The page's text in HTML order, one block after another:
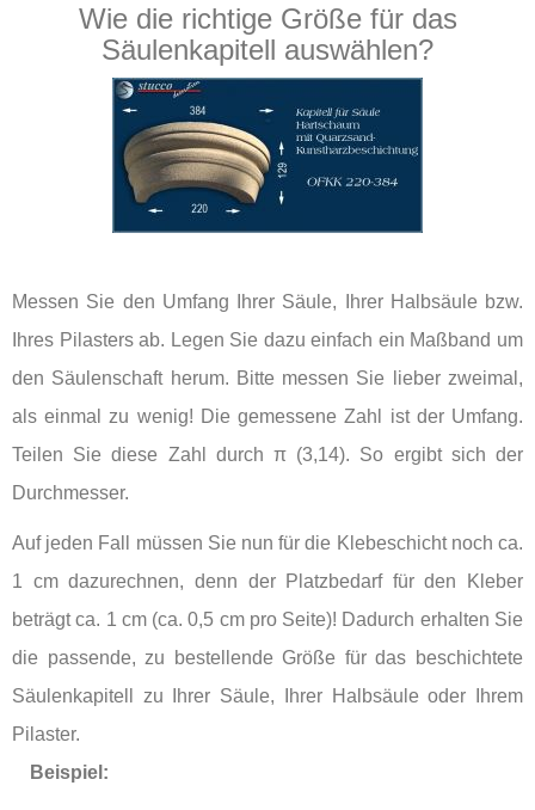
Wie die richtige Größe für das
Säulenkapitell auswählen?
Messen Sie den Umfang Ihrer Säule, Ihrer Halbsäule bzw.
Ihres Pilasters ab. Legen Sie dazu einfach ein Maßband um
den Säulenschaft herum. Bitte messen Sie lieber zweimal,
als einmal zu wenig! Die gemessene Zahl ist der Umfang.
Teilen Sie diese Zahl durch π (3,14). So ergibt sich der
Durchmesser.
Auf jeden Fall müssen Sie nun für die Klebeschicht noch ca.
1 cm dazurechnen, denn der Platzbedarf für den Kleber
beträgt ca. 1 cm (ca. 0,5 cm pro Seite)! Dadurch erhalten Sie
die passende, zu bestellende Größe für das beschichtete
Säulenkapitell zu Ihrer Säule, Ihrer Halbsäule oder Ihrem
Pilaster.
Beispiel: